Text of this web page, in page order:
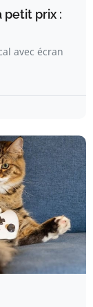
petit prix :
avec écran